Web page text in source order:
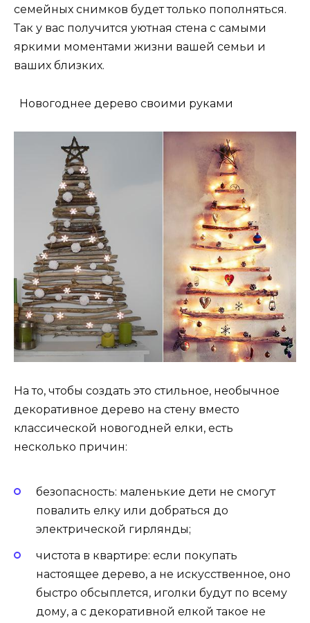
семейных снимков будет только пополняться.
Так у вас получится уютная стена с самыми
яркими моментами жизни вашей семьи и
ваших близких.
Новогоднее дерево своими руками
На то, чтобы создать это стильное, необычное
декоративное дерево на стену вместо
классической новогодней елки, есть
несколько причин:
безопасность: маленькие дети не смогут
повалить елку или добраться до
электрической гирлянды;
чистота в квартире: если покупать
настоящее дерево, а не искусственное, оно
быстро обсыплется, иголки будут по всему
дому, а с декоративной елкой такое не